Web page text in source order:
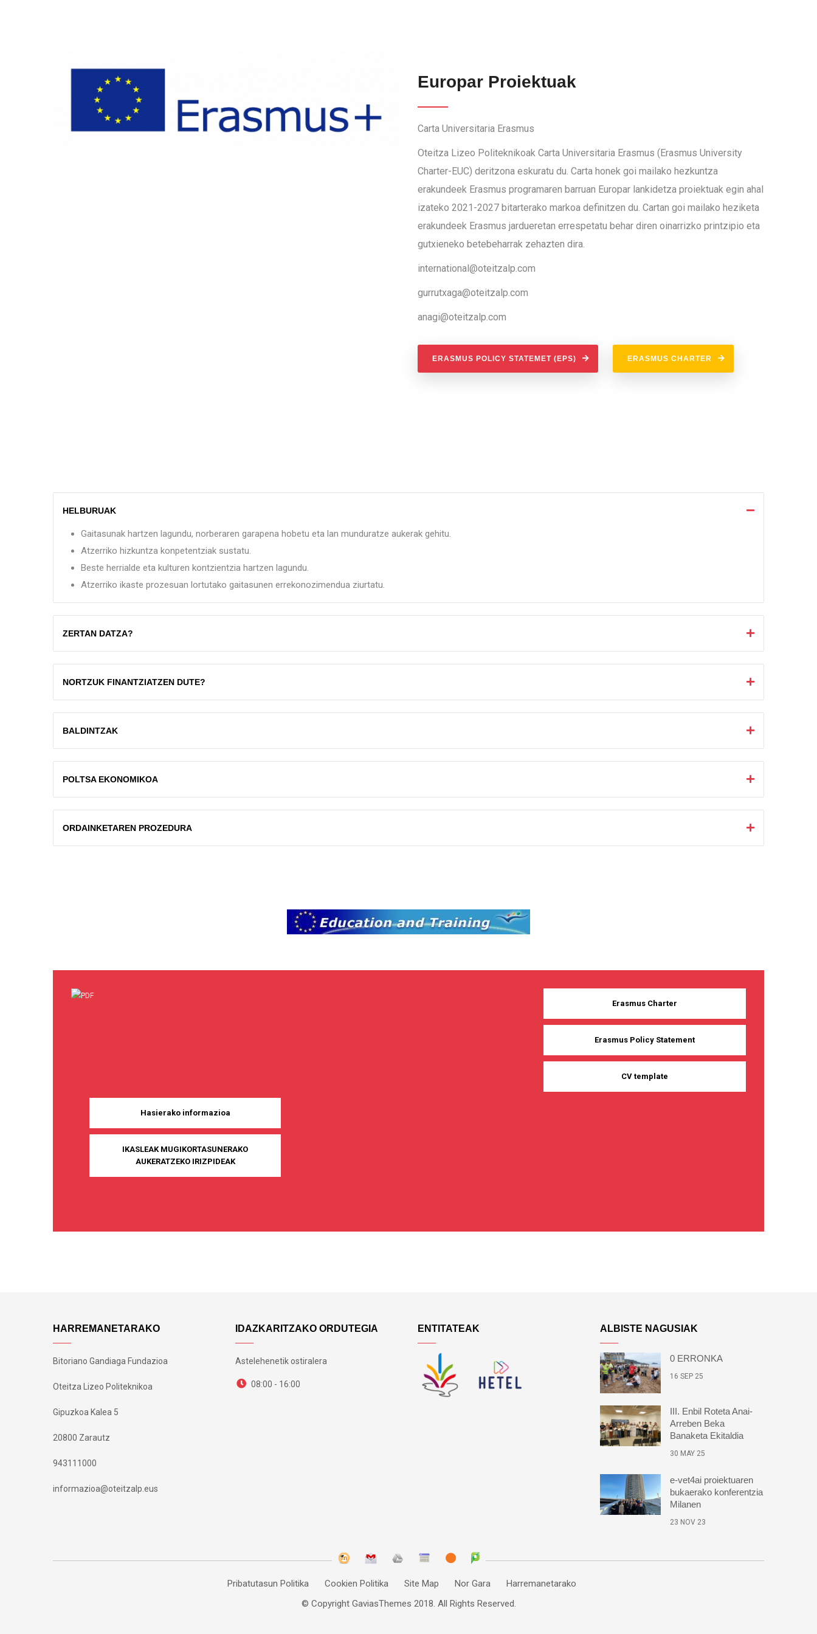
Europar Proiektuak
Carta Universitaria Erasmus
Oteitza Lizeo Politeknikoak Carta Universitaria Erasmus (Erasmus University
Charter-EUC) deritzona eskuratu du. Carta honek goi mailako hezkuntza
erakundeek Erasmus programaren barruan Europar lankidetza proiektuak egin ahal
izateko 2021-2027 bitarterako markoa definitzen du. Cartan goi mailako heziketa
erakundeek Erasmus jardueretan errespetatu behar diren oinarrizko printzipio eta
gutxieneko betebeharrak zehazten dira.
international@oteitzalp.com
gurrutxaga@oteitzalp.com
anagi@oteitzalp.com
ERASMUS POLICY STATEMET (EPS) ERASMUS CHARTER
HELBURUAK
Gaitasunak hartzen lagundu, norberaren garapena hobetu eta lan munduratze aukerak gehitu.
Atzerriko hizkuntza konpetentziak sustatu.
Beste herrialde eta kulturen kontzientzia hartzen lagundu.
Atzerriko ikaste prozesuan lortutako gaitasunen errekonozimendua ziurtatu.
ZERTAN DATZA?
NORTZUK FINANTZIATZEN DUTE?
BALDINTZAK
POLTSA EKONOMIKOA
ORDAINKETAREN PROZEDURA
Erasmus Charter
Erasmus Policy Statement
CV template
Hasierako informazioa
IKASLEAK MUGIKORTASUNERAKO
AUKERATZEKO IRIZPIDEAK
HARREMANETARAKO
Bitoriano Gandiaga Fundazioa
Oteitza Lizeo Politeknikoa
Gipuzkoa Kalea 5
20800 Zarautz
943111000
informazioa@oteitzalp.eus
IDAZKARITZAKO ORDUTEGIA
Astelehenetik ostiralera
08:00 - 16:00
ENTITATEAK ALBISTE NAGUSIAK
0 ERRONKA
16 SEP 25
III. Enbil Roteta Anai-
Arreben Beka
Banaketa Ekitaldia
30 MAY 25
e-vet4ai proiektuaren
bukaerako konferentzia
Milanen
23 NOV 23
Pribatutasun Politika Cookien Politika Site Map Nor Gara
Harremanetarako
© Copyright GaviasThemes 2018. All Rights Reserved.